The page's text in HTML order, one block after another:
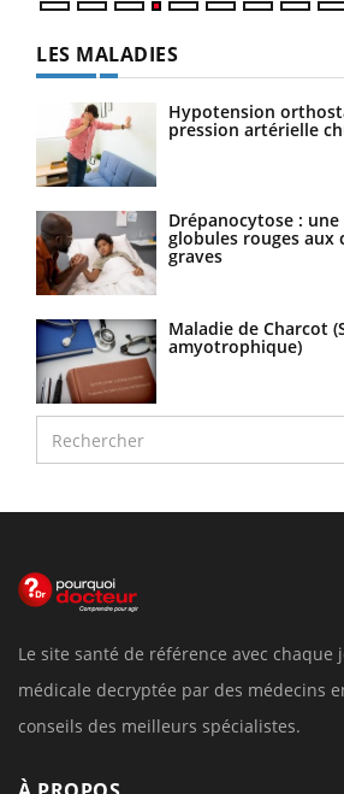
LES MALADIES
Hypotension
pression artérielle
Drépanocytose :
globules rouges aux
graves
Maladie de Charcot
amyotrophique)
Le site santé de référence avec
médicale decryptée par des médecins
conseils des meilleurs spécialistes.